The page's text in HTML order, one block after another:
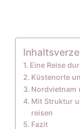
Eine Reise
Küstenorte
Nordvietnam
Mit Struktur
reisen
Fazit